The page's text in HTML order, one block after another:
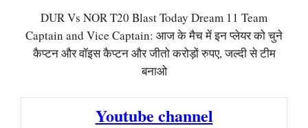
DUR Vs NOR T20 Blast Today Dream 11 Team
Captain and Vice Captain: आज के मैच में इन प्लेयर को चुने
कैप्टन और वॉइस कैप्टन और जीतो करोड़ों रुपए, जल्दी से टीम
बनाओ
Youtube channel